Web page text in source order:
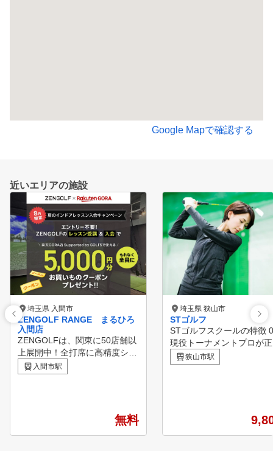
Google Mapで確認する
近いエリアの施設
埼玉県 入間市
ZENGOLF RANGE まるひろ
入間店
ZENGOLFは、関東に50店舗以
上展開中！全打席に高精度シミ
ュレーターを完備したレッスン
受け放題・レンジ使い放題の定
フレッスンが、毎日いつでも何
度でも受けられて、短期間での
スコアアップを目指すことがで
入間市駅
無料
埼玉県 狭山市
STゴルフ
STゴルフスクールの特徴 01
現役トーナメントプロが
ゴルフスイングを指導
析機器で、お悩みの原因
での打ち方をレッスン
ンドアだからできる！傾
狭山市駅